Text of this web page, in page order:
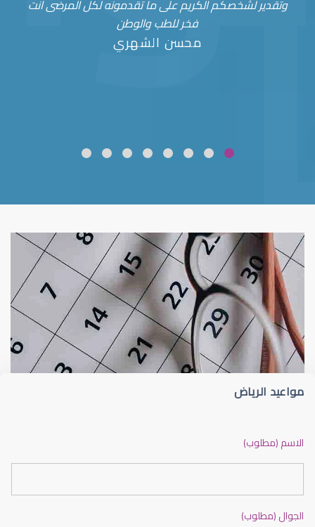
وتقدير لشخصكم الكريم على ما تقدمونه لكل المرضى انت
فخر للطب والوطن
محسن الشهري
قلوبال لرعاية العين ضعف نظر
مواعيد الرياض
الاسم (مطلوب)
الجوال (مطلوب)